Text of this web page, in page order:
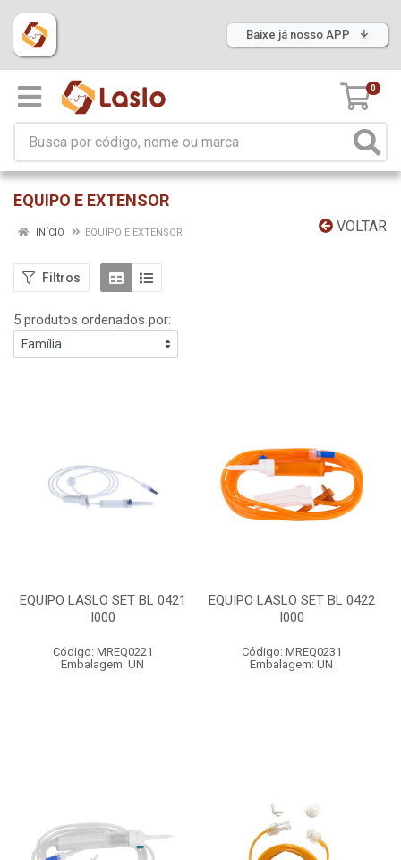
Baixe já nosso APP
0
EQUIPO E EXTENSOR
VOLTAR
INÍCIO EQUIPO E EXTENSOR
Filtros
5 produtos ordenados por:
EQUIPO LASLO SET BL 0421
I000
Código: MREQ0221
Embalagem: UN
EQUIPO LASLO SET BL 0422
I000
Código: MREQ0231
Embalagem: UN